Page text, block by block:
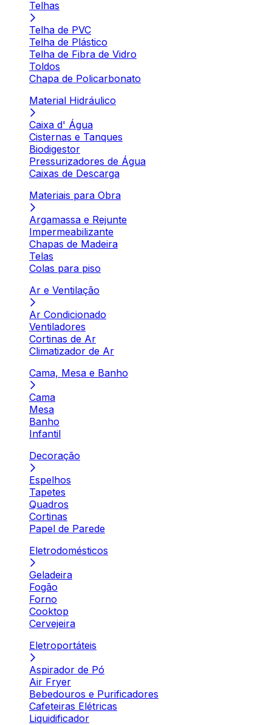
Telhas
Telha de PVC
Telha de Plástico
Telha de Fibra de Vidro
Toldos
Chapa de Policarbonato
Material Hidráulico
Caixa d' Água
Cisternas e Tanques
Biodigestor
Pressurizadores de Água
Caixas de Descarga
Materiais para Obra
Argamassa e Rejunte
Impermeabilizante
Chapas de Madeira
Telas
Colas para piso
Ar e Ventilação
Ar Condicionado
Ventiladores
Cortinas de Ar
Climatizador de Ar
Cama, Mesa e Banho
Cama
Mesa
Banho
Infantil
Decoração
Espelhos
Tapetes
Quadros
Cortinas
Papel de Parede
Eletrodomésticos
Geladeira
Fogão
Forno
Cooktop
Cervejeira
Eletroportáteis
Aspirador de Pó
Air Fryer
Bebedouros e Purificadores
Cafeteiras Elétricas
Liquidificador